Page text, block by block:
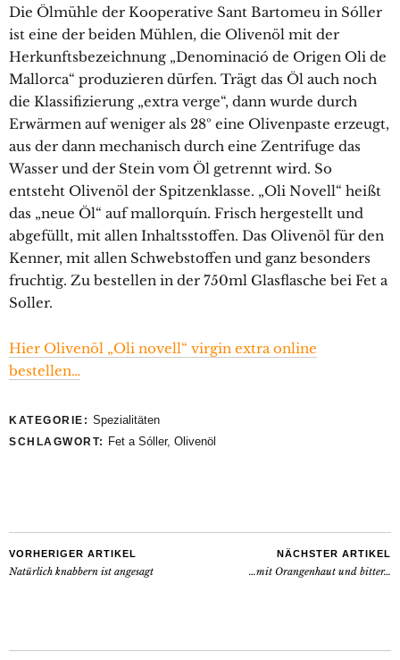
Die Ölmühle der Kooperative Sant Bartomeu in Sóller
ist eine der beiden Mühlen, die Olivenöl mit der
Herkunftsbezeichnung „Denominació de Origen Oli de
Mallorca“ produzieren dürfen. Trägt das Öl auch noch
die Klassifizierung „extra verge“, dann wurde durch
Erwärmen auf weniger als 28º eine Olivenpaste erzeugt,
aus der dann mechanisch durch eine Zentrifuge das
Wasser und der Stein vom Öl getrennt wird. So
entsteht Olivenöl der Spitzenklasse. „Oli Novell“ heißt
das „neue Öl“ auf mallorquín. Frisch hergestellt und
abgefüllt, mit allen Inhaltsstoffen. Das Olivenöl für den
Kenner, mit allen Schwebstoffen und ganz besonders
fruchtig. Zu bestellen in der 750ml Glasflasche bei Fet a
Soller.
Hier Olivenöl „Oli novell“ virgin extra online
bestellen…
KATEGORIE: Spezialitäten
SCHLAGWORT: Fet a Sóller, Olivenöl
VORHERIGER ARTIKEL
Natürlich knabbern ist angesagt
NÄCHSTER ARTIKEL
…mit Orangenhaut und bitter…